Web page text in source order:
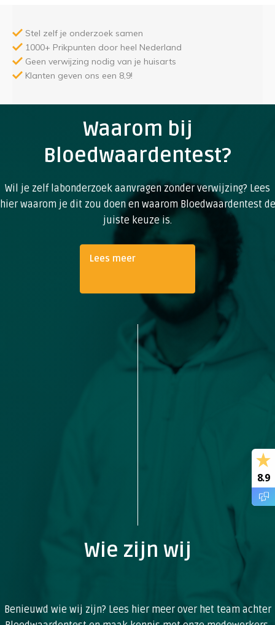
Stel zelf je onderzoek samen
1000+ Prikpunten door heel Nederland
Geen verwijzing nodig van je huisarts
Klanten geven ons een 8,9!
Waarom bij
Bloedwaardentest?
Wil je zelf labonderzoek aanvragen zonder verwijzing? Lees
hier waarom je dit zou doen en waarom Bloedwaardentest de
juiste keuze is.
Lees meer
Wie zijn wij
Benieuwd wie wij zijn? Lees hier meer over het team achter
8.9